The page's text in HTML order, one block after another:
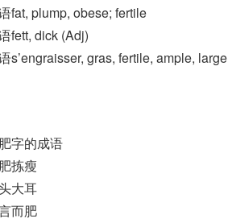
fat, plump, obese; fertile
fett, dick (Adj)
s’engraisser, gras, fertile, ample, large
字的成语
拣瘦
大耳
而肥